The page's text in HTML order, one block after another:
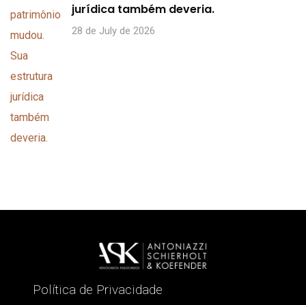
jurídica também deveria.
28 de July de 2026
Política de Privacidade